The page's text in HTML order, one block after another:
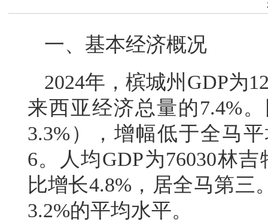
一、基本经济概况
2024年，槟城州GDP为
来西亚经济总量的7.4%
3.3%），增幅低于全马
6。人均GDP为76030林
比增长4.8%，居全马第三
3.2%的平均水平。